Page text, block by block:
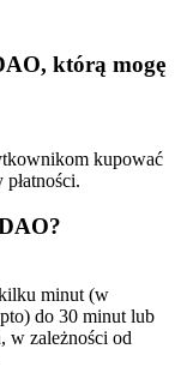
pieniężne
którą mogę
kupować
minut (w
do 30 minut lub
w zależności od